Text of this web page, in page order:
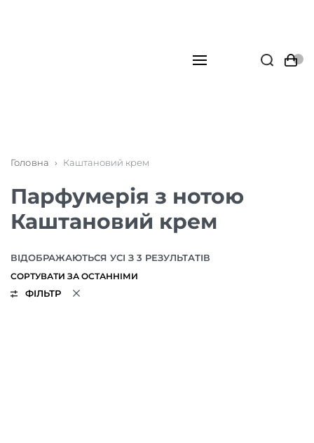
Головна › Каштановий крем
Парфумерія з нотою
Каштановий крем
ВІДОБРАЖАЮТЬСЯ УСІ З 3 РЕЗУЛЬТАТІВ
ФІЛЬТР